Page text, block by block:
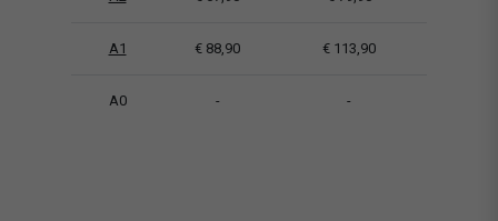
A1 € 88,90 € 113,90
A0 - -